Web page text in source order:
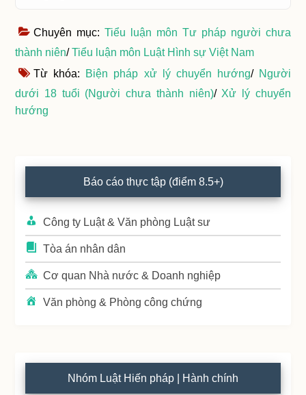
Chuyên mục:Tiểu luận môn Tư pháp người chưa
thành niên/Tiểu luận môn Luật Hình sự Việt Nam
Từ khóa: Biện pháp xử lý chuyển hướng/ Người
dưới 18 tuổi (Người chưa thành niên)/ Xử lý chuyển
hướng
Primary
Sidebar
Báo cáo thực tập (điểm 8.5+)
Công ty Luật & Văn phòng Luật sư
Tòa án nhân dân
Cơ quan Nhà nước & Doanh nghiệp
Văn phòng & Phòng công chứng
Nhóm Luật Hiến pháp | Hành chính